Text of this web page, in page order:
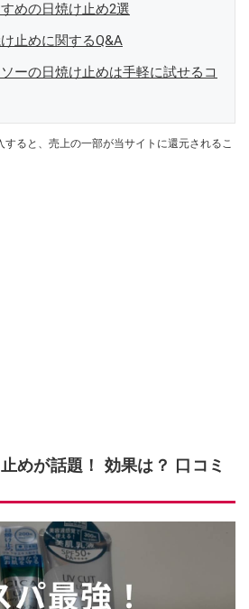
めの日焼け止め2選
止めに関するQ&A
ーの日焼け止めは手軽に試せるコ
ると、売上の一部が当サイトに還元されるこ
めが話題！ 効果は？ 口コミ